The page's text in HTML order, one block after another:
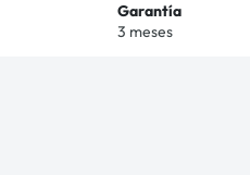
Garantía
3 meses